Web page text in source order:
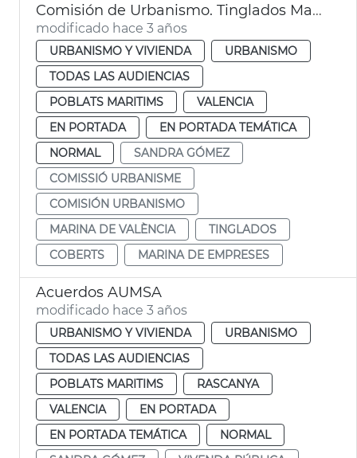
Comisión de Urbanismo. Tinglados Marina
modificado hace 3 años
URBANISMO Y VIVIENDA
URBANISMO
TODAS LAS AUDIENCIAS
POBLATS MARITIMS
VALENCIA
EN PORTADA
EN PORTADA TEMÁTICA
NORMAL
SANDRA GÓMEZ
COMISSIÓ URBANISME
COMISIÓN URBANISMO
MARINA DE VALÈNCIA
TINGLADOS
COBERTS
MARINA DE EMPRESES
Acuerdos AUMSA
modificado hace 3 años
URBANISMO Y VIVIENDA
URBANISMO
TODAS LAS AUDIENCIAS
POBLATS MARITIMS
RASCANYA
VALENCIA
EN PORTADA
EN PORTADA TEMÁTICA
NORMAL